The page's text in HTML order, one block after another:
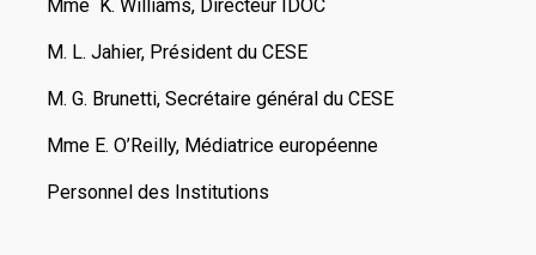
Mme K. Williams, Directeur IDOC
M. L. Jahier, Président du CESE
M. G. Brunetti, Secrétaire général du CESE
Mme E. O’Reilly, Médiatrice européenne
Personnel des Institutions